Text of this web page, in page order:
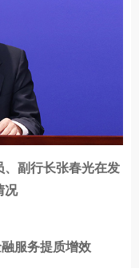
副行长张春光在发
况
服务提质增效